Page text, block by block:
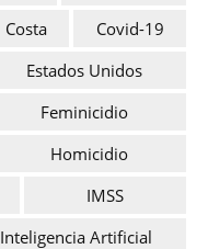
Costa
Covid-19
Estados Unidos
Feminicidio
Homicidio
IMSS
Inteligencia Artificial